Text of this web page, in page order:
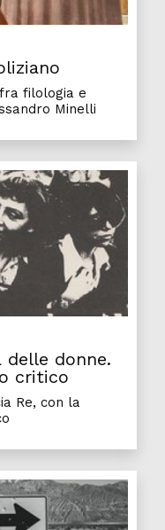
filologia e
Minelli
donne.
critico
Re, con la